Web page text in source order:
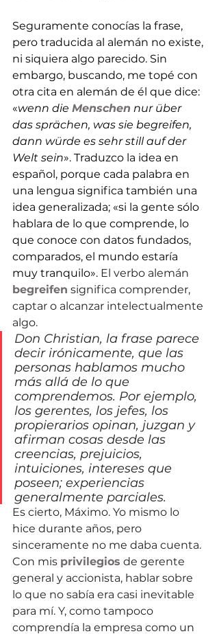
Seguramente conocías la frase,
pero traducida al alemán no existe,
ni siquiera algo parecido. Sin
embargo, buscando, me topé con
otra cita en alemán de él que dice:
«wenn die Menschen nur über
das sprächen, was sie begreifen,
dann würde es sehr still auf der
Welt sein». Traduzco la idea en
español, porque cada palabra en
una lengua significa también una
idea generalizada; «si la gente sólo
hablara de lo que comprende, lo
que conoce con datos fundados,
comparados, el mundo estaría
muy tranquilo». El verbo alemán
begreifen significa comprender,
captar o alcanzar intelectualmente
algo.
Don Christian, la frase parece
decir irónicamente, que las
personas hablamos mucho
más allá de lo que
comprendemos. Por ejemplo,
los gerentes, los jefes, los
propierarios opinan, juzgan y
afirman cosas desde las
creencias, prejuicios,
intuiciones, intereses que
poseen; experiencias
generalmente parciales.
Es cierto, Máximo. Yo mismo lo
hice durante años, pero
sinceramente no me daba cuenta.
Con mis privilegios de gerente
general y accionista, hablar sobre
lo que no sabía era casi inevitable
para mí. Y, como tampoco
comprendía la empresa como un